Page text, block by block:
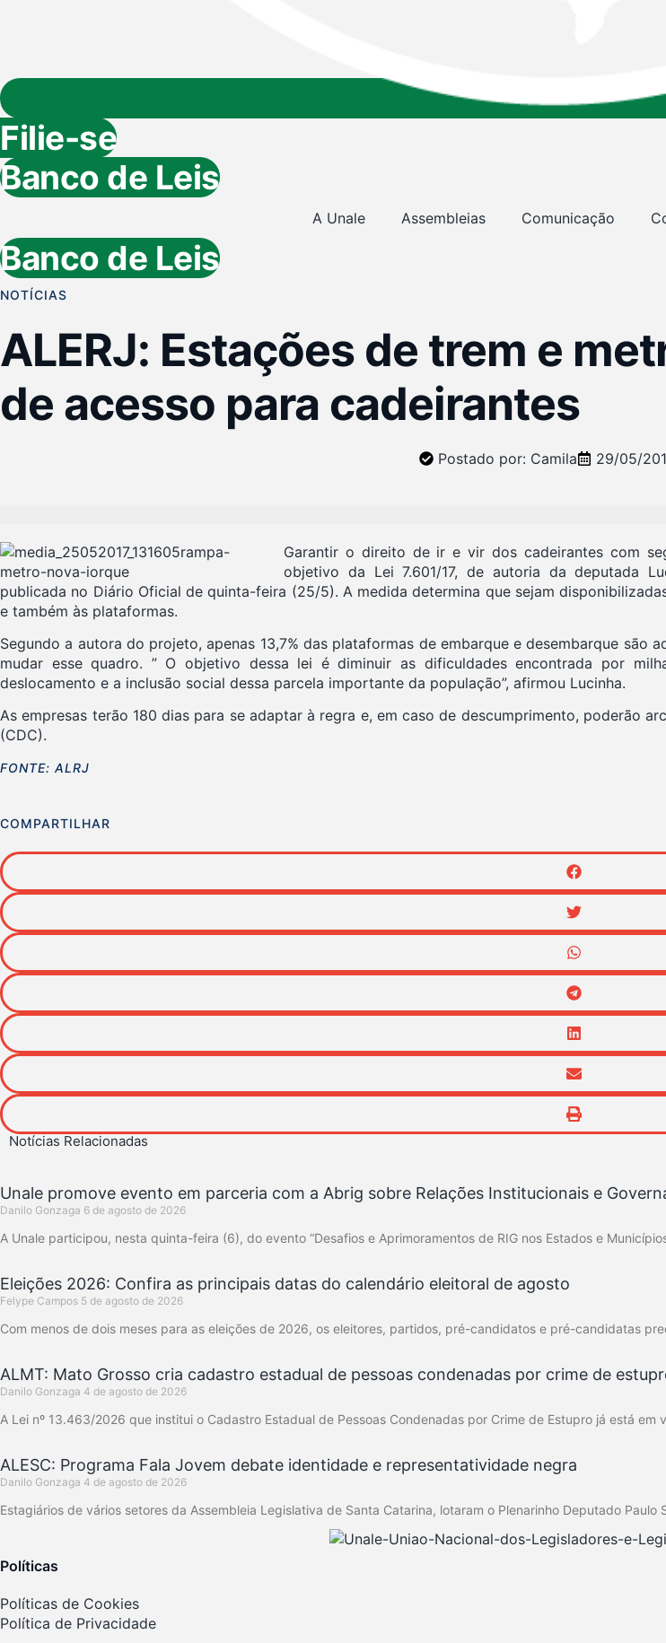
Filie-se
Banco de Leis
A Unale Assembleias Comunicação
Banco de Leis
NOTÍCIAS
ALERJ: Estações de trem e
de acesso para cadeirantes
Postado por: Camila 29/05/
Garantir o direito de ir e vir dos cadeirantes com
objetivo da Lei 7.601/17, de autoria da deputada
publicada no Diário Oficial de quinta-feira (25/5). A medida determina que sejam
e também às plataformas.
Segundo a autora do projeto, apenas 13,7% das plataformas de embarque e desembarque são
mudar esse quadro. ” O objetivo dessa lei é diminuir as dificuldades encontrada por
deslocamento e a inclusão social dessa parcela importante da população”, afirmou Lucinha.
As empresas terão 180 dias para se adaptar à regra e, em caso de descumprimento, poderão
(CDC).
FONTE: ALRJ
COMPARTILHAR
Notícias Relacionadas
Unale promove evento em parceria com a Abrig sobre Relações Institucionais e
Danilo Gonzaga 6 de agosto de 2026
A Unale participou, nesta quinta-feira (6), do evento “Desafios e Aprimoramentos de RIG nos Estados e
Eleições 2026: Confira as principais datas do calendário eleitoral de agosto
Felype Campos 5 de agosto de 2026
Com menos de dois meses para as eleições de 2026, os eleitores, partidos, pré-candidatos e pré-candidatas
ALMT: Mato Grosso cria cadastro estadual de pessoas condenadas por crime de
Danilo Gonzaga 4 de agosto de 2026
A Lei nº 13.463/2026 que institui o Cadastro Estadual de Pessoas Condenadas por Crime de Estupro já está em
ALESC: Programa Fala Jovem debate identidade e representatividade negra
Danilo Gonzaga 4 de agosto de 2026
Estagiários de vários setores da Assembleia Legislativa de Santa Catarina, lotaram o Plenarinho Deputado Paulo
Políticas
Políticas de Cookies
Política de Privacidade